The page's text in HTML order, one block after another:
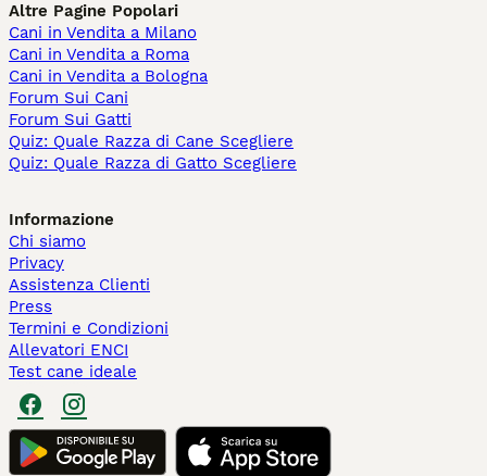
Altre Pagine Popolari
Cani in Vendita a Milano
Cani in Vendita a Roma
Cani in Vendita a Bologna
Forum Sui Cani
Forum Sui Gatti
Quiz: Quale Razza di Cane Scegliere
Quiz: Quale Razza di Gatto Scegliere
Informazione
Chi siamo
Privacy
Assistenza Clienti
Press
Termini e Condizioni
Allevatori ENCI
Test cane ideale